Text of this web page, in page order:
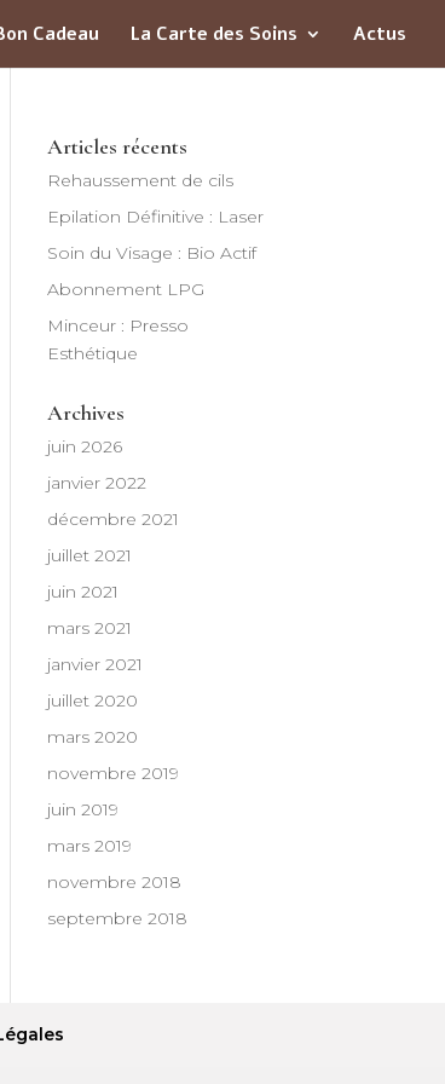
Cadeau La Carte des Soins Actus
Articles récents
Rehaussement de cils
Epilation Définitive : Laser
Soin du Visage : Bio Actif
Abonnement LPG
Minceur : Presso
Esthétique
Archives
juin 2026
janvier 2022
décembre 2021
juillet 2021
juin 2021
mars 2021
janvier 2021
juillet 2020
mars 2020
novembre 2019
juin 2019
mars 2019
novembre 2018
septembre 2018